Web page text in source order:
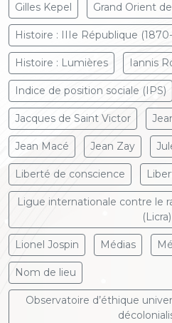
Gilles Kepel Grand Orient
Histoire : IIIe République
Histoire : Lumières Iannis
Indice de position sociale (IPS)
Jacques de Saint Victor
Jean Macé Jean Zay
Liberté de conscience
Ligue internationale contre le
(Licra)
Lionel Jospin Médias
Nom de lieu
Observatoire d’éthique